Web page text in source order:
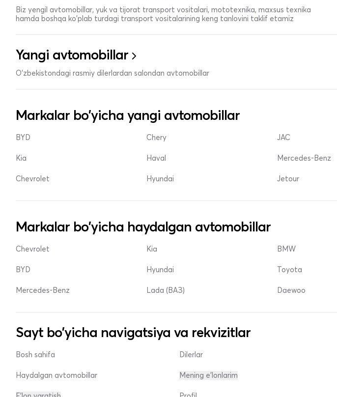
Biz yengil avtomobillar, yuk va tijorat transport vositalari, mototexnika, maxsus texnika
hamda boshqa ko'plab turdagi transport vositalarining keng tanlovini taklif etamiz
Yangi avtomobillar
O'zbekistondagi rasmiy dilerlardan salondan avtomobillar
Markalar bo'yicha yangi avtomobillar
BYD
Kia
Chevrolet
Chery
Haval
Hyundai
JAC
Mercedes-Benz
Jetour
Markalar bo'yicha haydalgan avtomobillar
Chevrolet
BYD
Mercedes-Benz
Kia
Hyundai
Lada (ВАЗ)
BMW
Toyota
Daewoo
Sayt bo'yicha navigatsiya va rekvizitlar
Bosh sahifa
Haydalgan avtomobillar
Dilerlar
Mening e'lonlarim